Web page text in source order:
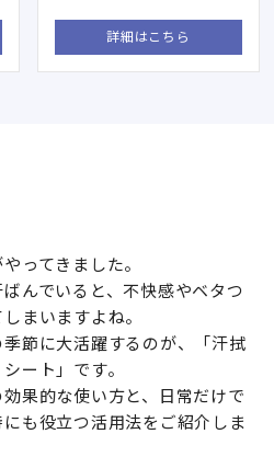
詳細はこちら
ってきました。
んでいると、不快感やベタつ
まいますよね。
節に大活躍するのが、「汗拭
ート」です。
果的な使い方と、日常だけで
も役立つ活用法をご紹介しま